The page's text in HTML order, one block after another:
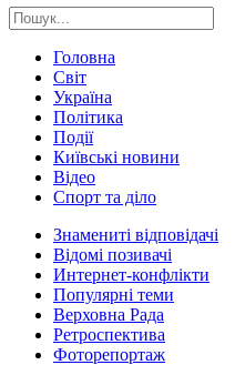
Головна
Світ
Україна
Політика
Події
Київські новини
Відео
Спорт та діло
Знамениті відповідачі
Відомі позивачі
Интернет-конфлікти
Популярні теми
Верховна Рада
Ретроспектива
Фоторепортаж